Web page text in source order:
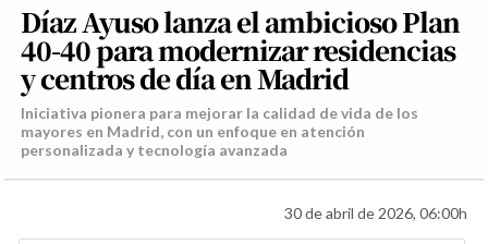
Díaz Ayuso lanza el ambicioso Plan
40-40 para modernizar residencias
y centros de día en Madrid
Iniciativa pionera para mejorar la calidad de vida de los
mayores en Madrid, con un enfoque en atención
personalizada y tecnología avanzada
30 de abril de 2026, 06:00h